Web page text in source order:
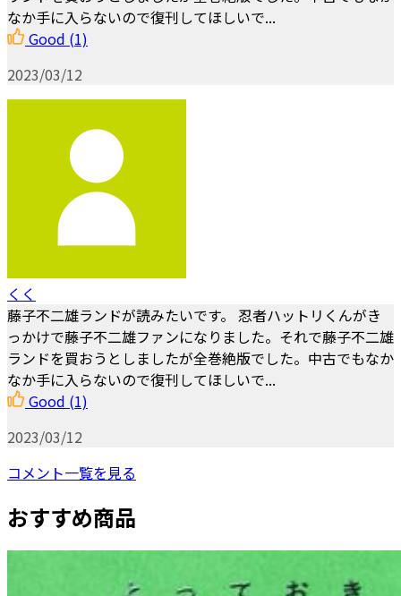
なか手に入らないので復刊してほしいで...
Good (1)
2023/03/12
くく
藤子不二雄ランドが読みたいです。 忍者ハットリくんがき
っかけで藤子不二雄ファンになりました。それで藤子不二雄
ランドを買おうとしましたが全巻絶版でした。中古でもなか
なか手に入らないので復刊してほしいで...
Good (1)
2023/03/12
コメント一覧を見る
おすすめ商品